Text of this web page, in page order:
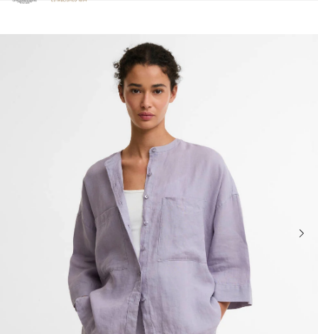
Clicca per visualizzare la nostra Dichiarazione di Accessibilità